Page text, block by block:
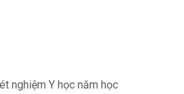
nghiệm Y học năm học